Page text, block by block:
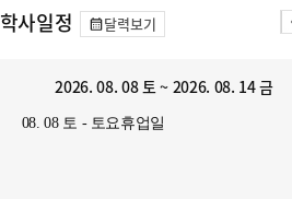
학사일정 달력보기
2026. 08. 08 토 ~ 2026. 08. 14 금
08. 08 토 - 토요휴업일